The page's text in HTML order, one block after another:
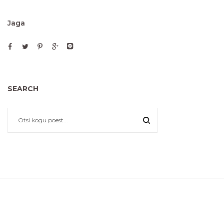
Jaga
SEARCH